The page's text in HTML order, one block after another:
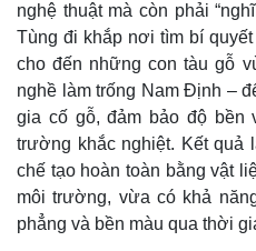
nghệ thuật mà còn phải
Tùng đi khắp nơi tìm bí
cho đến những con tàu gỗ
nghề làm trống Nam Định –
gia cố gỗ, đảm bảo độ bền
trường khắc nghiệt. Kết quả
chế tạo hoàn toàn bằng vật
môi trường, vừa có khả
phẳng và bền màu qua thời